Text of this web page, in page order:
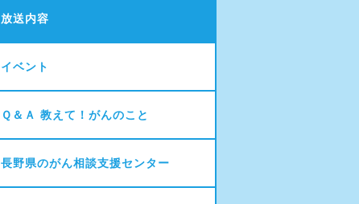
放送内容
イベント
Ｑ＆Ａ 教えて！がんのこと
長野県のがん相談支援センター